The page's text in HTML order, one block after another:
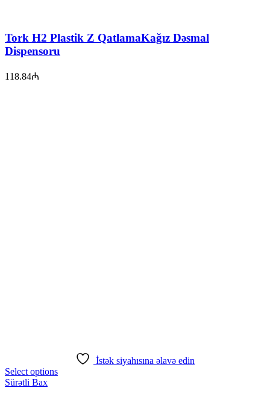
Tork H2 Plastik Z QatlamaKağız Dəsmal
Dispensoru
118.84₼
İstək siyahısına əlavə edin
Select options
Sürətli Bax